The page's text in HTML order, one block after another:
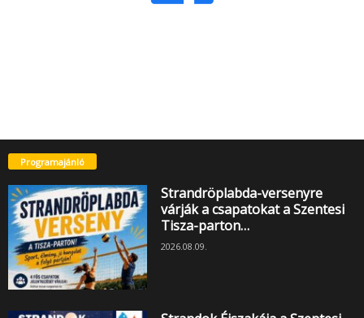
Programajánló
Strandröplabda-versenyre
várják a csapatokat a Szentesi
Tisza-parton…
2026.08.09.